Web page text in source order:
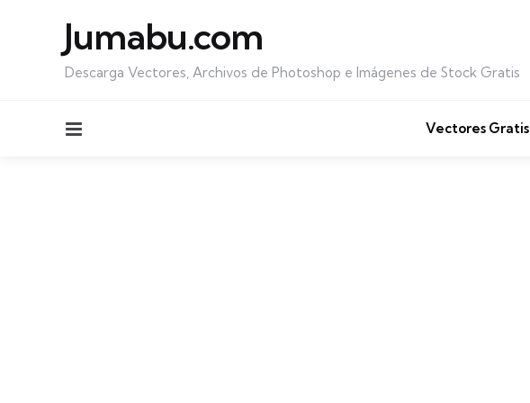
Jumabu.com
Descarga Vectores, Archivos de Photoshop e Imágenes de Stock Gratis
Vectores Gratis